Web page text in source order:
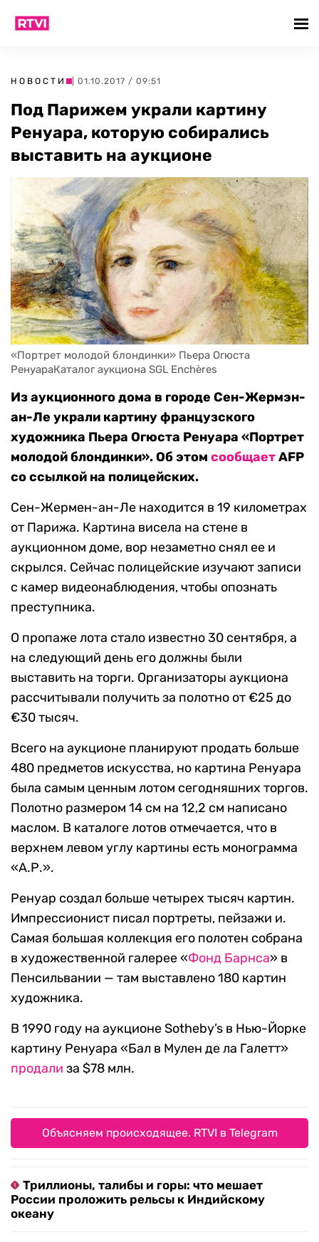
НОВОСТИ | 01.10.2017 / 09:51
Под Парижем украли картину
Ренуара, которую собирались
выставить на аукционе
«Портрет молодой блондинки» Пьера Огюста
РенуараКаталог аукциона SGL Enchères
Из аукционного дома в городе Сен-Жермэн-
ан-Ле украли картину французского
художника Пьера Огюста Ренуара «Портрет
молодой блондинки». Об этом сообщаетAFP
со ссылкой на полицейских.
Сен-Жермен-ан-Ле находится в 19 километрах
от Парижа. Картина висела на стене в
аукционном доме, вор незаметно снял ее и
скрылся. Сейчас полицейские изучают записи
с камер видеонаблюдения, чтобы опознать
преступника.
О пропаже лота стало известно 30 сентября, а
на следующий день его должны были
выставить на торги. Организаторы аукциона
рассчитывали получить за полотно от €25 до
€30 тысяч.
Всего на аукционе планируют продать больше
480 предметов искусства, но картина Ренуара
была самым ценным лотом сегодняшних торгов.
Полотно размером 14 см на 12,2 см написано
маслом. В каталоге лотов отмечается, что в
верхнем левом углу картины есть монограмма
«А.Р.».
Ренуар создал больше четырех тысяч картин.
Импрессионист писал портреты, пейзажи и.
Самая большая коллекция его полотен собрана
в художественной галерее «Фонд Барнса» в
Пенсильвании — там выставлено 180 картин
художника.
В 1990 году на аукционе Sotheby’s в Нью-Йорке
картину Ренуара «Бал в Мулен де ла Галетт»
продали за $78 млн.
Объясняем происходящее. RTVI в Telegram
Триллионы, талибы и горы: что мешает
России проложить рельсы к Индийскому
океану